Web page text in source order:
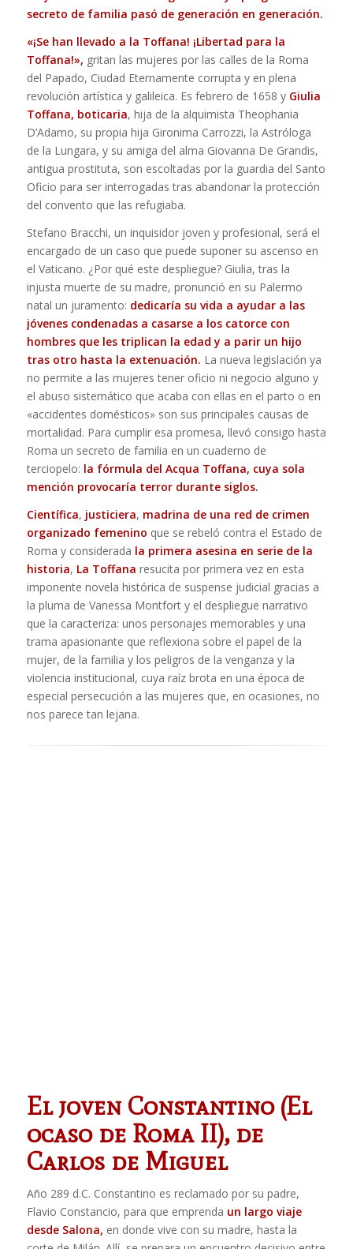
secreto de familia pasó de generación en generación.
«¡Se han llevado a la Toffana! ¡Libertad para la
Toffana!», gritan las mujeres por las calles de la Roma
del Papado, Ciudad Eternamente corrupta y en plena
revolución artística y galileica. Es febrero de 1658 y Giulia
Toffana, boticaria, hija de la alquimista Theophania
D’Adamo, su propia hija Gironima Carrozzi, la Astróloga
de la Lungara, y su amiga del alma Giovanna De Grandis,
antigua prostituta, son escoltadas por la guardia del Santo
Oficio para ser interrogadas tras abandonar la protección
del convento que las refugiaba.
Stefano Bracchi, un inquisidor joven y profesional, será el
encargado de un caso que puede suponer su ascenso en
el Vaticano. ¿Por qué este despliegue? Giulia, tras la
injusta muerte de su madre, pronunció en su Palermo
natal un juramento: dedicaría su vida a ayudar a las
jóvenes condenadas a casarse a los catorce con
hombres que les triplican la edad y a parir un hijo
tras otro hasta la extenuación. La nueva legislación ya
no permite a las mujeres tener oficio ni negocio alguno y
el abuso sistemático que acaba con ellas en el parto o en
«accidentes domésticos» son sus principales causas de
mortalidad. Para cumplir esa promesa, llevó consigo hasta
Roma un secreto de familia en un cuaderno de
terciopelo: la fórmula del Acqua Toffana, cuya sola
mención provocaría terror durante siglos.
Científica, justiciera, madrina de una red de crimen
organizado femenino que se rebeló contra el Estado de
Roma y considerada la primera asesina en serie de la
historia, La Toffana resucita por primera vez en esta
imponente novela histórica de suspense judicial gracias a
la pluma de Vanessa Montfort y el despliegue narrativo
que la caracteriza: unos personajes memorables y una
trama apasionante que reflexiona sobre el papel de la
mujer, de la familia y los peligros de la venganza y la
violencia institucional, cuya raíz brota en una época de
especial persecución a las mujeres que, en ocasiones, no
nos parece tan lejana.
El joven Constantino (El
ocaso de Roma II), de
Carlos de Miguel
Año 289 d.C. Constantino es reclamado por su padre,
Flavio Constancio, para que emprenda un largo viaje
desde Salona, en donde vive con su madre, hasta la